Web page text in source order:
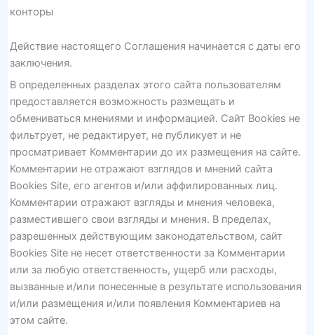
конторы
Действие настоящего Соглашения начинается с даты его
заключения.
В определенных разделах этого сайта пользователям
предоставляется возможность размещать и
обмениваться мнениями и информацией. Сайт Bookies не
фильтрует, не редактирует, не публикует и не
просматривает Комментарии до их размещения на сайте.
Комментарии не отражают взглядов и мнений сайта
Bookies Site, его агентов и/или аффилированных лиц.
Комментарии отражают взгляды и мнения человека,
разместившего свои взгляды и мнения. В пределах,
разрешенных действующим законодательством, сайт
Bookies Site не несет ответственности за Комментарии
или за любую ответственность, ущерб или расходы,
вызванные и/или понесенные в результате использования
и/или размещения и/или появления Комментариев на
этом сайте.